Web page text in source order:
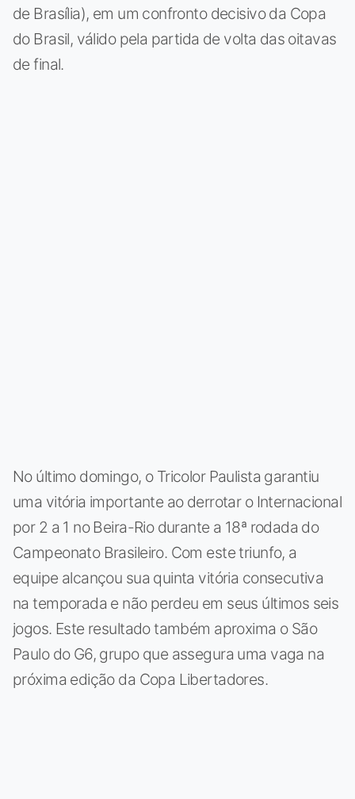
de Brasília), em um confronto decisivo da Copa
do Brasil, válido pela partida de volta das oitavas
de final.
No último domingo, o Tricolor Paulista garantiu
uma vitória importante ao derrotar o Internacional
por 2 a 1 no Beira-Rio durante a 18ª rodada do
Campeonato Brasileiro. Com este triunfo, a
equipe alcançou sua quinta vitória consecutiva
na temporada e não perdeu em seus últimos seis
jogos. Este resultado também aproxima o São
Paulo do G6, grupo que assegura uma vaga na
próxima edição da Copa Libertadores.